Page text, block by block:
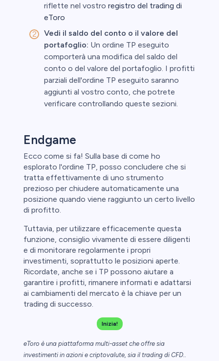
riflette nel vostro registro del trading di
eToro
Vedi il saldo del conto o il valore del
portafoglio: Un ordine TP eseguito
comporterà una modifica del saldo del
conto o del valore del portafoglio. I profitti
parziali dell'ordine TP eseguito saranno
aggiunti al vostro conto, che potrete
verificare controllando queste sezioni.
Endgame
Ecco come si fa! Sulla base di come ho
esplorato l'ordine TP, posso concludere che si
tratta effettivamente di uno strumento
prezioso per chiudere automaticamente una
posizione quando viene raggiunto un certo livello
di profitto.
Tuttavia, per utilizzare efficacemente questa
funzione, consiglio vivamente di essere diligenti
e di monitorare regolarmente i propri
investimenti, soprattutto le posizioni aperte.
Ricordate, anche se i TP possono aiutare a
garantire i profitti, rimanere informati e adattarsi
ai cambiamenti del mercato è la chiave per un
trading di successo.
Inizia!
eToro è una piattaforma multi-asset che offre sia
investimenti in azioni e criptovalute, sia il trading di CFD..